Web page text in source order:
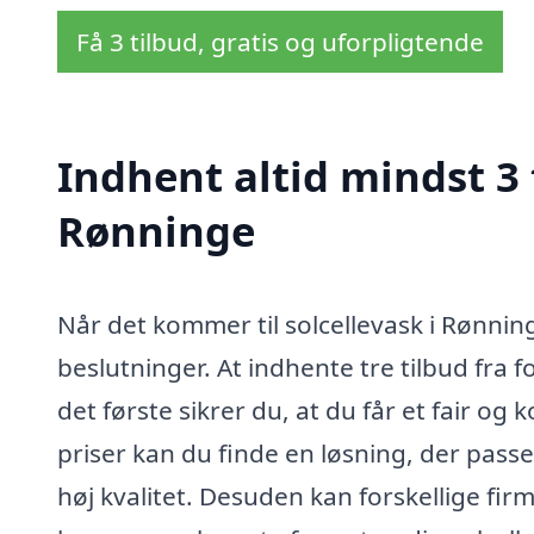
Få 3 tilbud, gratis og uforpligtende
Indhent altid mindst 3
Rønninge
Når det kommer til solcellevask i
beslutninger. At indhente tre tilbud fra
det første sikrer du, at du får et fair og
priser kan du finde en løsning, der
høj kvalitet. Desuden kan forskellige